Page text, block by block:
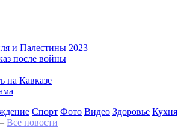
и Палестины 2023
после войны
на Кавказе
Спорт Фото Видео Здоровье Кухня
Все новости